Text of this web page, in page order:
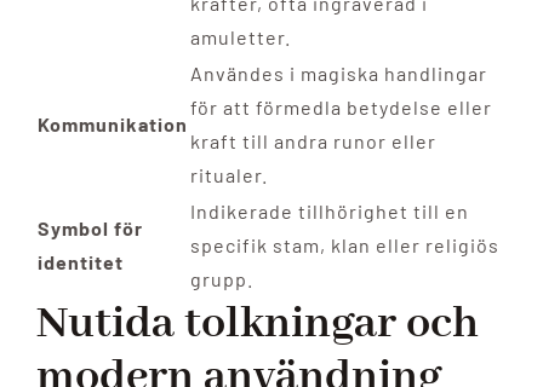
amuletter.
Kommunikation
Användes i magiska handlingar
för att förmedla betydelse eller
kraft till andra runor eller
ritualer.
Symbol för
identitet
Indikerade tillhörighet till en
specifik stam, klan eller religiös
grupp.
Nutida tolkningar och